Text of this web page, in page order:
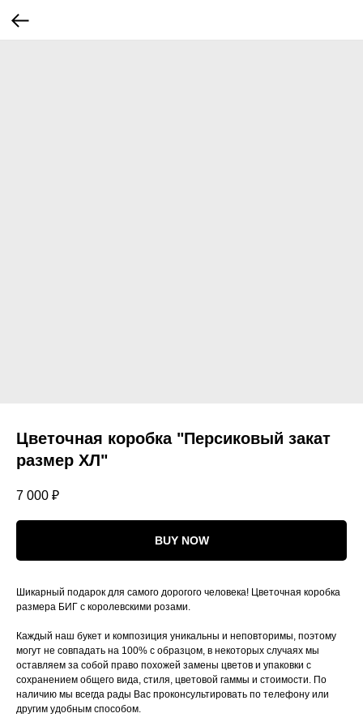
Цветочная коробка "Персиковый закат
размер ХЛ"
7 000 ₽
BUY NOW
Шикарный подарок для самого дорогого человека! Цветочная коробка
размера БИГ с королевскими розами.
Каждый наш букет и композиция уникальны и неповторимы, поэтому
могут не совпадать на 100% с образцом, в некоторых случаях мы
оставляем за собой право похожей замены цветов и упаковки с
сохранением общего вида, стиля, цветовой гаммы и стоимости. По
наличию мы всегда рады Вас проконсультировать по телефону или
другим удобным способом.